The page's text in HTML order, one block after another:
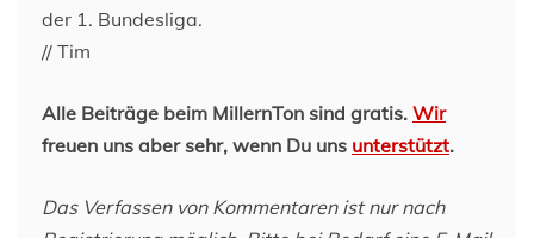
der 1. Bundesliga.
// Tim
Alle Beiträge beim MillernTon sind gratis. Wir
freuen uns aber sehr, wenn Du uns unterstützt.
Das Verfassen von Kommentaren ist nur nach